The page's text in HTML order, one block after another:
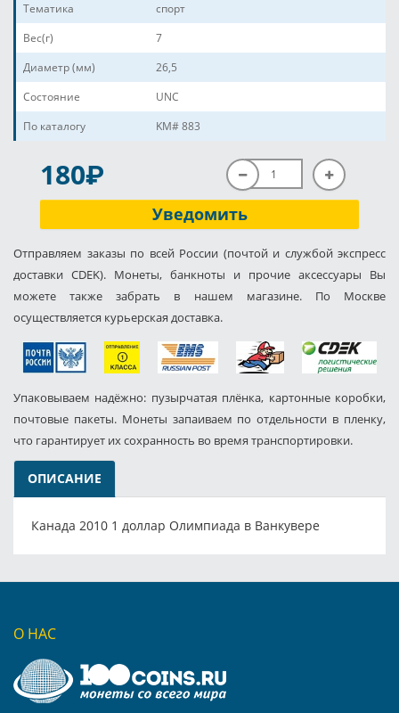
Тематика
спорт
Вес(г)
7
Диаметр (мм)
26,5
Состояние
UNC
По каталогу
KM# 883
180P
Уведомить
Отправляем заказы по всей России (почтой и службой экспресс
доставки CDEK). Монеты, банкноты и прочие аксессуары Вы
можете также забрать в нашем магазине. По Москве
осуществляется курьерская доставка.
Упаковываем надёжно: пузырчатая плёнка, картонные коробки,
почтовые пакеты. Монеты запаиваем по отдельности в пленку,
что гарантирует их сохранность во время транспортировки.
ОПИСАНИЕ
Канада 2010 1 доллар Олимпиада в Ванкувере
О НАС